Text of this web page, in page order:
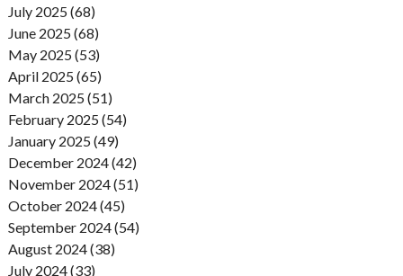
July 2025 (68)
June 2025 (68)
May 2025 (53)
April 2025 (65)
March 2025 (51)
February 2025 (54)
January 2025 (49)
December 2024 (42)
November 2024 (51)
October 2024 (45)
September 2024 (54)
August 2024 (38)
July 2024 (33)